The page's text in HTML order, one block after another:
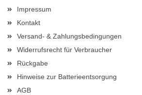
Impressum
Kontakt
Versand- & Zahlungsbedingungen
Widerrufsrecht für Verbraucher
Rückgabe
Hinweise zur Batterieentsorgung
AGB